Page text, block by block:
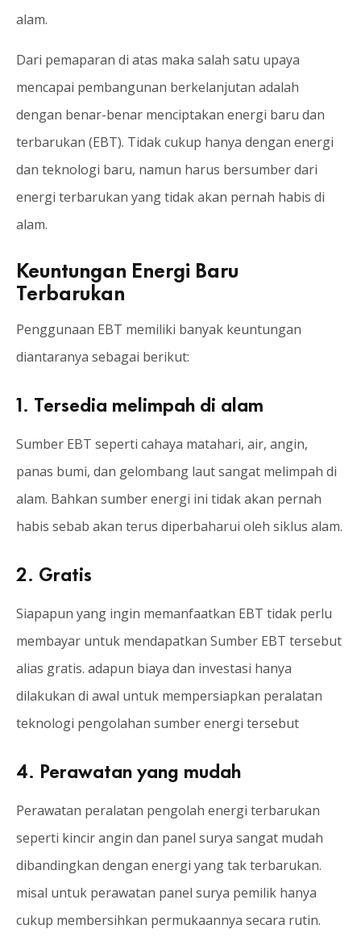
alam.
Dari pemaparan di atas maka salah satu upaya
mencapai pembangunan berkelanjutan adalah
dengan benar-benar menciptakan energi baru dan
terbarukan (EBT). Tidak cukup hanya dengan energi
dan teknologi baru, namun harus bersumber dari
energi terbarukan yang tidak akan pernah habis di
alam.
Keuntungan Energi Baru
Terbarukan
Penggunaan EBT memiliki banyak keuntungan
diantaranya sebagai berikut:
1. Tersedia melimpah di alam
Sumber EBT seperti cahaya matahari, air, angin,
panas bumi, dan gelombang laut sangat melimpah di
alam. Bahkan sumber energi ini tidak akan pernah
habis sebab akan terus diperbaharui oleh siklus alam.
2. Gratis
Siapapun yang ingin memanfaatkan EBT tidak perlu
membayar untuk mendapatkan Sumber EBT tersebut
alias gratis. adapun biaya dan investasi hanya
dilakukan di awal untuk mempersiapkan peralatan
teknologi pengolahan sumber energi tersebut
4. Perawatan yang mudah
Perawatan peralatan pengolah energi terbarukan
seperti kincir angin dan panel surya sangat mudah
dibandingkan dengan energi yang tak terbarukan.
misal untuk perawatan panel surya pemilik hanya
cukup membersihkan permukaannya secara rutin.